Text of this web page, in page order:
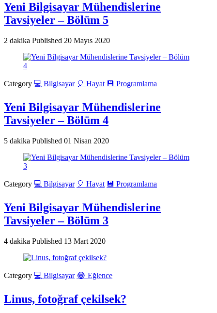
Yeni Bilgisayar Mühendislerine
Tavsiyeler – Bölüm 5
2 dakika Published 20 Mayıs 2020
Category 💻 Bilgisayar 🎈 Hayat 💾 Programlama
Yeni Bilgisayar Mühendislerine
Tavsiyeler – Bölüm 4
5 dakika Published 01 Nisan 2020
Category 💻 Bilgisayar 🎈 Hayat 💾 Programlama
Yeni Bilgisayar Mühendislerine
Tavsiyeler – Bölüm 3
4 dakika Published 13 Mart 2020
Category 💻 Bilgisayar 😂 Eğlence
Linus, fotoğraf çekilsek?